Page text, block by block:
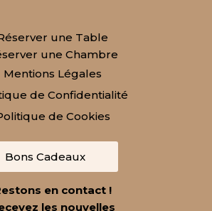
une Table
une Chambre
Mentions Légales
de Confidentialité
de Cookies
Bons Cadeaux
en contact !
les nouvelles